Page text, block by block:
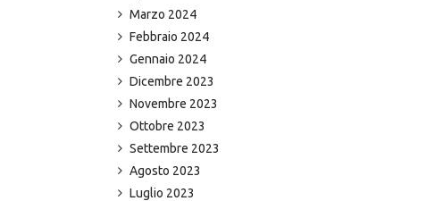
Marzo 2024
Febbraio 2024
Gennaio 2024
Dicembre 2023
Novembre 2023
Ottobre 2023
Settembre 2023
Agosto 2023
Luglio 2023